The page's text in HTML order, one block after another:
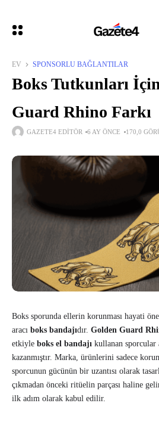
EV SPONSORLU BAĞLANTILAR
Boks Tutkunları
Guard Rhino Farkı
GAZETE4 EDITÖR 6 AY ÖNCE 170,0
Boks sporunda ellerin korunması hayati
aracı boks bandajıdır. Golden Guard
etkiyle boks el bandajı kullanan sporcular
kazanmıştır. Marka, ürünlerini sadece
sporcunun gücünün bir uzantısı olarak
çıkmadan önceki ritüelin parçası haline
ilk adım olarak kabul edilir.